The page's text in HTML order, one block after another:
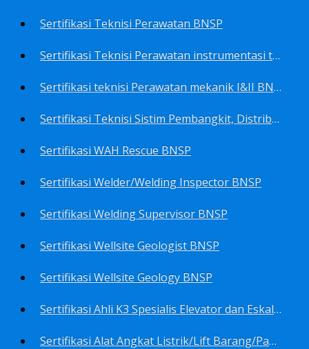
Sertifikasi Teknisi Perawatan BNSP
Sertifikasi Teknisi Perawatan instrumentasi tingkat I BNSP
Sertifikasi teknisi Perawatan mekanik I&II BNSP
Sertifikasi Teknisi Sistim Pembangkit, Distribusi, Utilitas BNSP
Sertifikasi WAH Rescue BNSP
Sertifikasi Welder/Welding Inspector BNSP
Sertifikasi Welding Supervisor BNSP
Sertifikasi Wellsite Geologist BNSP
Sertifikasi Wellsite Geology BNSP
Sertifikasi Ahli K3 Spesialis Elevator dan Eskalator KEMNAKER
Sertifikasi Alat Angkat Listrik/Lift Barang/Passenger Hoist KEMNAKER